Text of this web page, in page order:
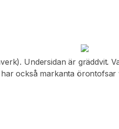
Undersidan är gräddvit.
också markanta